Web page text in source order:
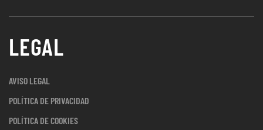
LEGAL
AVISO LEGAL
POLÍTICA DE PRIVACIDAD
POLÍTICA DE COOKIES